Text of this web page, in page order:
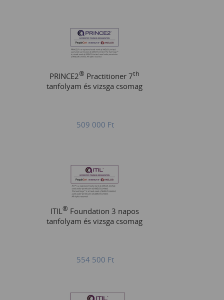
PRINCE2® Practitioner 7th
tanfolyam és vizsga csomag
509 000 Ft
ITIL® Foundation 3 napos
tanfolyam és vizsga csomag
554 500 Ft